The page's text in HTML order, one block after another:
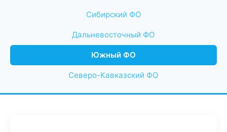
Сибирский ФО
Дальневосточный ФО
Южный ФО
Северо-Кавказский ФО